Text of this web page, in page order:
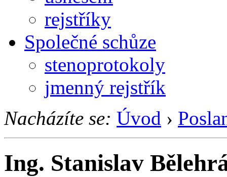
rejstříky
Společné schůze
stenoprotokoly
jmenný rejstřík
Nacházíte se: Úvod ›
Ing. Stanislav